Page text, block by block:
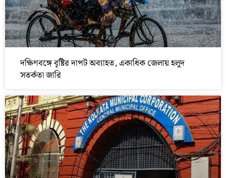
দক্ষিণবঙ্গে বৃষ্টির দাপট অব্যাহত, একাধিক জেলায় হলুদ
সতর্কতা জারি